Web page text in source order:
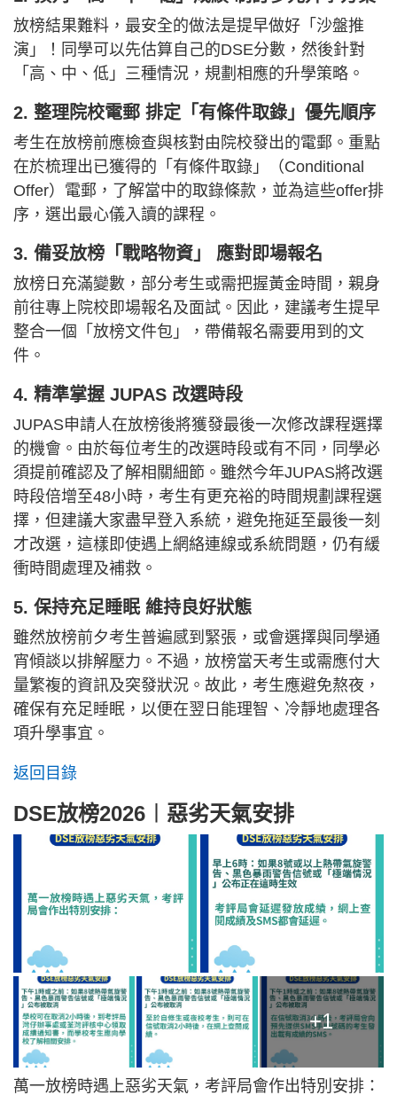
放榜結果難料，最安全的做法是提早做好「沙盤推
演」！同學可以先估算自己的DSE分數，然後針對
「高、中、低」三種情況，規劃相應的升學策略。
2. 整理院校電郵 排定「有條件取錄」優先順序
考生在放榜前應檢查與核對由院校發出的電郵。重點
在於梳理出已獲得的「有條件取錄」（Conditional
Offer）電郵，了解當中的取錄條款，並為這些offer排
序，選出最心儀入讀的課程。
3. 備妥放榜「戰略物資」 應對即場報名
放榜日充滿變數，部分考生或需把握黃金時間，親身
前往專上院校即場報名及面試。因此，建議考生提早
整合一個「放榜文件包」，帶備報名需要用到的文
件。
4. 精準掌握 JUPAS 改選時段
JUPAS申請人在放榜後將獲發最後一次修改課程選擇
的機會。由於每位考生的改選時段或有不同，同學必
須提前確認及了解相關細節。雖然今年JUPAS將改選
時段倍增至48小時，考生有更充裕的時間規劃課程選
擇，但建議大家盡早登入系統，避免拖延至最後一刻
才改選，這樣即使遇上網絡連線或系統問題，仍有緩
衝時間處理及補救。
5. 保持充足睡眠 維持良好狀態
雖然放榜前夕考生普遍感到緊張，或會選擇與同學通
宵傾談以排解壓力。不過，放榜當天考生或需應付大
量繁複的資訊及突發狀況。故此，考生應避免熬夜，
確保有充足睡眠，以便在翌日能理智、冷靜地處理各
項升學事宜。
返回目錄
DSE放榜2026︱惡劣天氣安排
+1
萬一放榜時遇上惡劣天氣，考評局會作出特別安排：